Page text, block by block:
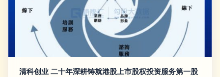
清科创业 二十年深耕铸就港股上市股权投资服务第一股